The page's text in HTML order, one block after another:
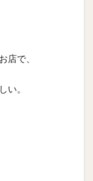
店で、
い。